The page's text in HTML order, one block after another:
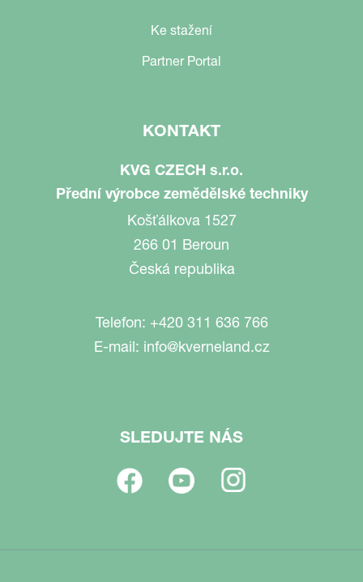
Ke stažení
Partner Portal
KONTAKT
KVG CZECH s.r.o.
Přední výrobce zemědělské techniky
Košťálkova 1527
266 01 Beroun
Česká republika
Telefon: +420 311 636 766
E-mail: info@kverneland.cz
SLEDUJTE NÁS